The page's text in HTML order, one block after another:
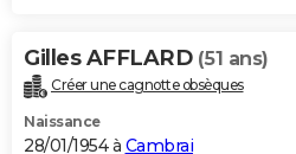
Gilles AFFLARD (51 ans)
Créer une cagnotte obsèques
Naissance
28/01/1954 à Cambrai